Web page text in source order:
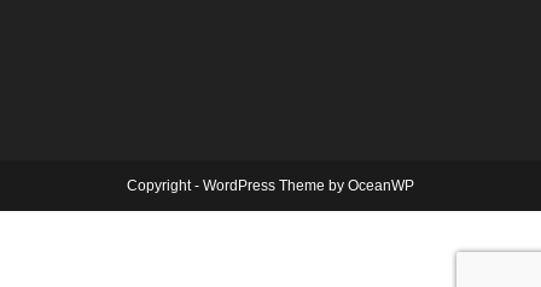
Copyright - WordPress Theme by OceanWP